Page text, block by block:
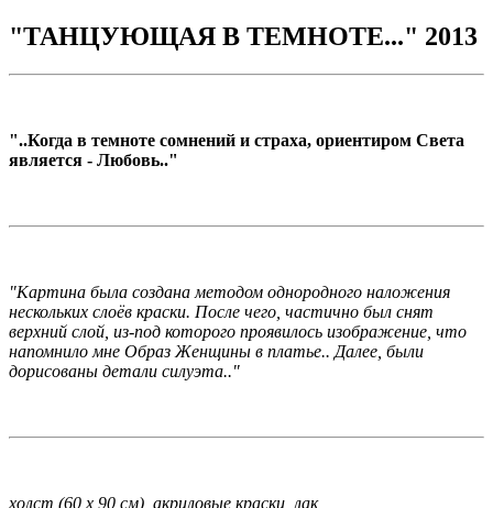
"ТАНЦУЮЩАЯ В ТЕМНОТЕ..." 2013
"..Когда в темноте сомнений и страха, ориентиром Света
является - Любовь.."
"Картина была создана методом однородного наложения
нескольких слоёв краски. После чего, частично был снят
верхний слой, из-под которого проявилось изображение, что
напомнило мне Образ Женщины в платье.. Далее, были
дорисованы детали силуэта.."
холст (60 х 90 см), акриловые краски, лак